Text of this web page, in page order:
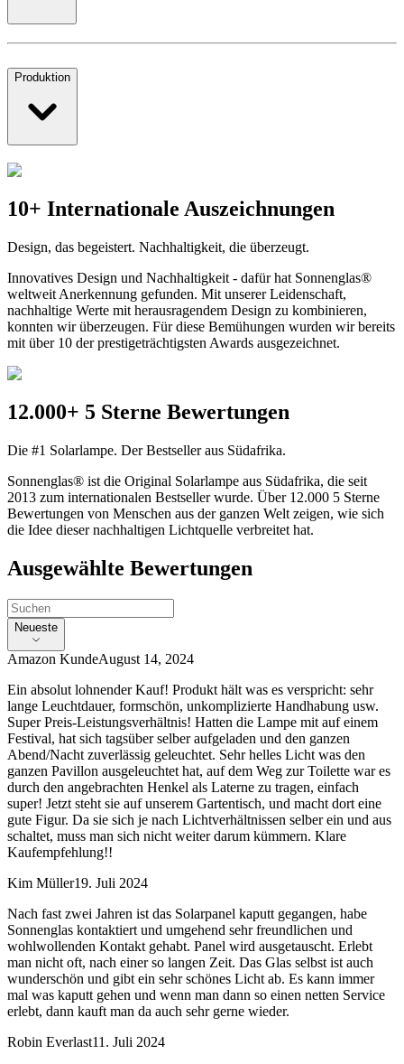
Produktion
10+ Internationale Auszeichnungen
Design, das begeistert. Nachhaltigkeit, die überzeugt.
Innovatives Design und Nachhaltigkeit - dafür hat Sonnenglas®
weltweit Anerkennung gefunden. Mit unserer Leidenschaft,
nachhaltige Werte mit herausragendem Design zu kombinieren,
konnten wir überzeugen. Für diese Bemühungen wurden wir bereits
mit über 10 der prestigeträchtigsten Awards ausgezeichnet.
12.000+ 5 Sterne Bewertungen
Die #1 Solarlampe. Der Bestseller aus Südafrika.
Sonnenglas® ist die Original Solarlampe aus Südafrika, die seit
2013 zum internationalen Bestseller wurde. Über 12.000 5 Sterne
Bewertungen von Menschen aus der ganzen Welt zeigen, wie sich
die Idee dieser nachhaltigen Lichtquelle verbreitet hat.
Ausgewählte Bewertungen
Neueste
Amazon KundeAugust 14, 2024
Ein absolut lohnender Kauf! Produkt hält was es verspricht: sehr
lange Leuchtdauer, formschön, unkomplizierte Handhabung usw.
Super Preis-Leistungsverhältnis! Hatten die Lampe mit auf einem
Festival, hat sich tagsüber selber aufgeladen und den ganzen
Abend/Nacht zuverlässig geleuchtet. Sehr helles Licht was den
ganzen Pavillon ausgeleuchtet hat, auf dem Weg zur Toilette war es
durch den angebrachten Henkel als Laterne zu tragen, einfach
super! Jetzt steht sie auf unserem Gartentisch, und macht dort eine
gute Figur. Da sie sich je nach Lichtverhältnissen selber ein und aus
schaltet, muss man sich nicht weiter darum kümmern. Klare
Kaufempfehlung!!
Kim Müller19. Juli 2024
Nach fast zwei Jahren ist das Solarpanel kaputt gegangen, habe
Sonnenglas kontaktiert und umgehend sehr freundlichen und
wohlwollenden Kontakt gehabt. Panel wird ausgetauscht. Erlebt
man nicht oft, nach einer so langen Zeit. Das Glas selbst ist auch
wunderschön und gibt ein sehr schönes Licht ab. Es kann immer
mal was kaputt gehen und wenn man dann so einen netten Service
erlebt, dann kauft man da auch sehr gerne wieder.
Robin Everlast11. Juli 2024